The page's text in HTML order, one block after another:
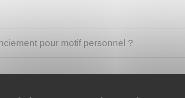
pour motif personnel ?